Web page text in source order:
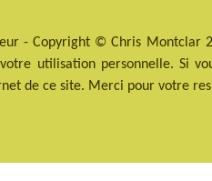
- Copyright © Chris Montclar
utilisation personnelle. Si
de ce site. Merci pour votre